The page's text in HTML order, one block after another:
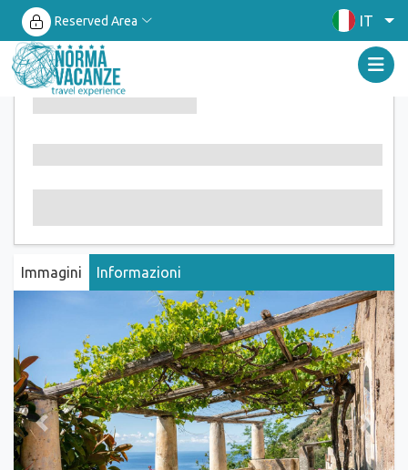
Reserved Area IT
Immagini Informazioni
Previous Next